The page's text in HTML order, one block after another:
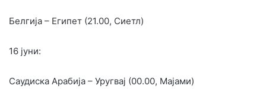
Белгија – Египет (21.00, Сиетл)
16 јуни:
Саудиска Арабија – Уругвај (00.00, Мајами)